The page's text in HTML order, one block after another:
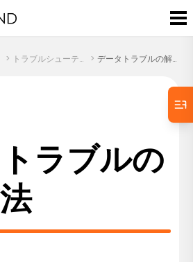
> トラブルシューティング > データトラブルの解決方法
ラブルの